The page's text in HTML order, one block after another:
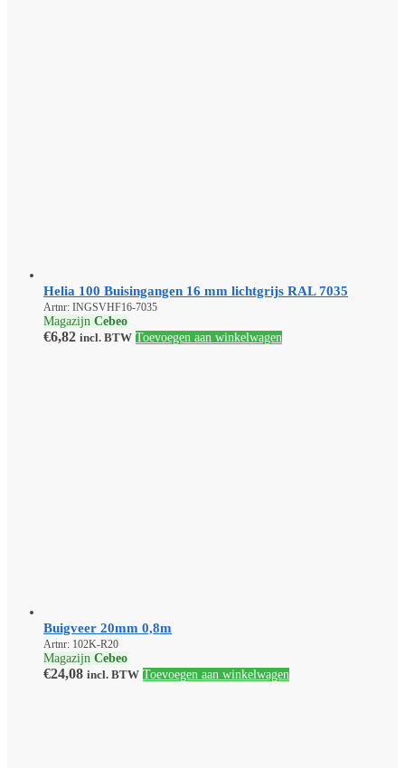
Helia 100 Buisingangen 16 mm lichtgrijs RAL 7035
Artnr: INGSVHF16-7035
Magazijn Cebeo
€6,82 incl. BTW Toevoegen aan winkelwagen
Buigveer 20mm 0,8m
Artnr: 102K-R20
Magazijn Cebeo
€24,08 incl. BTW Toevoegen aan winkelwagen